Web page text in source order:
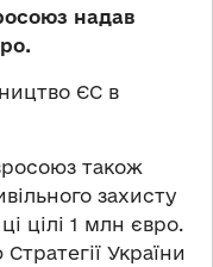
надав
ЄС в
також
захисту
цілі 1 млн євро.
України